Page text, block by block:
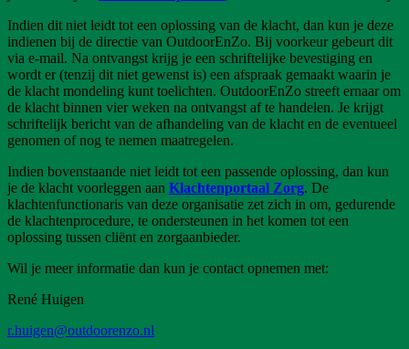
Indien dit niet leidt tot een oplossing van de klacht, dan kun je deze
indienen bij de directie van OutdoorEnZo. Bij voorkeur gebeurt dit
via e-mail. Na ontvangst krijg je een schriftelijke bevestiging en
wordt er (tenzij dit niet gewenst is) een afspraak gemaakt waarin je
de klacht mondeling kunt toelichten. OutdoorEnZo streeft ernaar om
de klacht binnen vier weken na ontvangst af te handelen. Je krijgt
schriftelijk bericht van de afhandeling van de klacht en de eventueel
genomen of nog te nemen maatregelen.
Indien bovenstaande niet leidt tot een passende oplossing, dan kun
je de klacht voorleggen aan Klachtenportaal Zorg. De
klachtenfunctionaris van deze organisatie zet zich in om, gedurende
de klachtenprocedure, te ondersteunen in het komen tot een
oplossing tussen cliënt en zorgaanbieder.
Wil je meer informatie dan kun je contact opnemen met:
René Huigen
r.huigen@outdoorenzo.nl